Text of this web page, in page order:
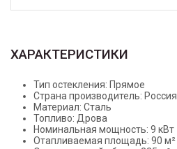
ХАРАКТЕРИСТИКИ
Тип остекления: Прямое
Страна производитель: Россия
Материал: Сталь
Топливо: Дрова
Номинальная мощность: 9 кВт
Отапливаемая площадь: 90 м²